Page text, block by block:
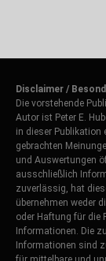
Disclaimer /
Die vorstehende
Autor ist Peter E.
in dieser
gebrachten
und Auswertungen
ausschließlich
zuverlässig, hat
übernehmen weder
oder Haftung für die
Informationen. Die
Informationen sind